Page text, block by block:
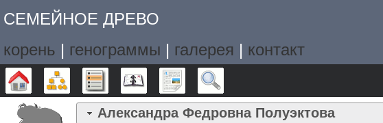
СЕМЕЙНОЕ ДРЕВО
корень | генограммы | галерея | контакт
Дерево Графики Списки Календарь Отчёты
Александра Федровна Полуэктова